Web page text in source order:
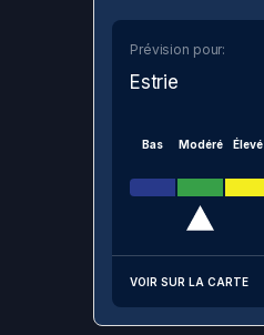
Prévision pour:
Estrie
Bas Modéré Élevé
VOIR SUR LA CARTE